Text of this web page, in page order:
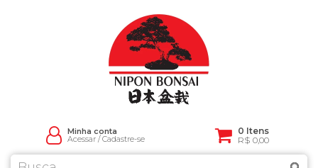
Minha conta
Acessar/Cadastre-se
0 Itens
R$ 0,00